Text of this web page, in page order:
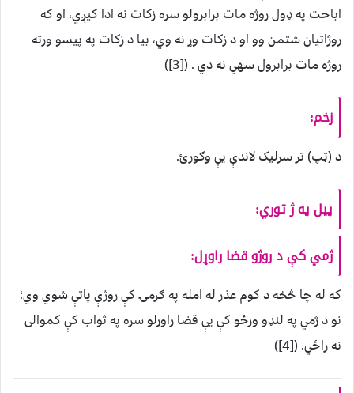
اباحت په ډول روژه مات برابرولو سره زکات نه ادا کيږي، او که
روژاتيان شتمن وو او د زکات وړ نه وي، بیا د زکات په پيسو ورته
روژه مات برابرول سهي نه دي . ([3])
زخم:
د (ټپ) تر سرليک لاندې يې وګورئ.
پيل په ژ توري:
ژمي کې د روژو قضا راوړل:
که له چا څخه د کوم عذر له امله په ګرمۍ کې روژې پاتې شوي وي؛
نو د ژمي په لنډو ورځو کې يې قضا راوړلو سره په ثواب کې کموالی
نه راځي. ([4])